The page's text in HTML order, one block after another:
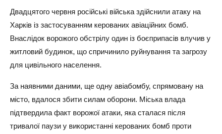
Двадцятого червня російські війська здійснили атаку на
Харків із застосуванням керованих авіаційних бомб.
Внаслідок ворожого обстрілу один із боєприпасів влучив у
житловий будинок, що спричинило руйнування та загрозу
для цивільного населення.
За наявними даними, ще одну авіабомбу, спрямовану на
місто, вдалося збити силам оборони. Міська влада
підтвердила факт ворожої атаки, яка сталася після
тривалої паузи у використанні керованих бомб проти